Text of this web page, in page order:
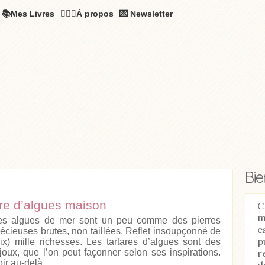
📚Mes Livres 🧚🏻‍♂️À propos 💌 Newsletter
d’algues maison
algues de mer sont un peu comme des pierres
brutes, non taillées. Reflet insoupçonné de
mille richesses. Les tartares d’algues sont des
que l’on peut façonner selon ses inspirations.